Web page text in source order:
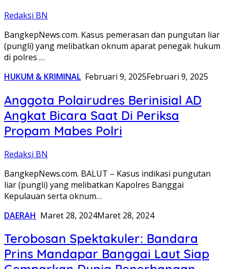
Redaksi BN
BangkepNews.com. Kasus pemerasan dan pungutan liar
(pungli) yang melibatkan oknum aparat penegak hukum
di polres …
HUKUM & KRIMINAL Februari 9, 2025Februari 9, 2025
Anggota Polairudres Berinisial AD
Angkat Bicara Saat Di Periksa
Propam Mabes Polri
Redaksi BN
BangkepNews.com. BALUT – Kasus indikasi pungutan
liar (pungli) yang melibatkan Kapolres Banggai
Kepulauan serta oknum…
DAERAH Maret 28, 2024Maret 28, 2024
Terobosan Spektakuler: Bandara
Prins Mandapar Banggai Laut Siap